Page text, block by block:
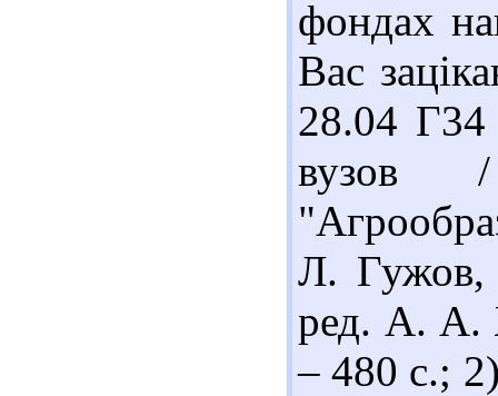
фондах
Вас
28.04 Г34
вузов /
Л.
ред. А. А.
– 480 с.;